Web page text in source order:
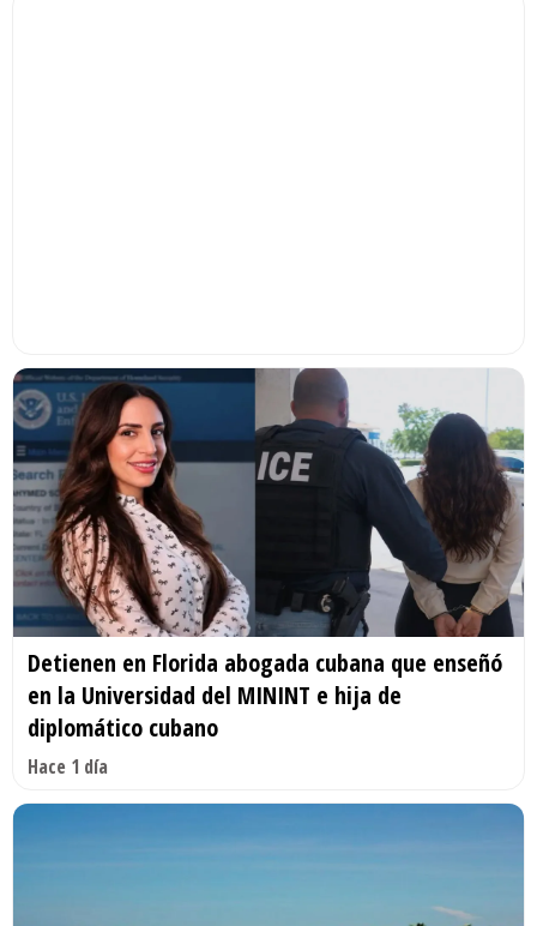
Detienen en Florida abogada cubana que enseñó
en la Universidad del MININT e hija de
diplomático cubano
Hace 1 día